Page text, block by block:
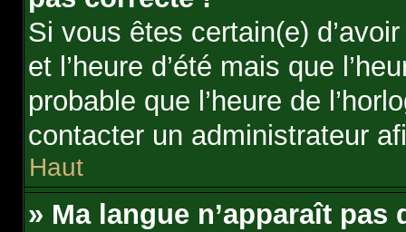
Si vous êtes certain(e)
et l’heure d’été mais que
probable que l’heure de
contacter un administrateur
Haut
» Ma langue n’apparaît pas